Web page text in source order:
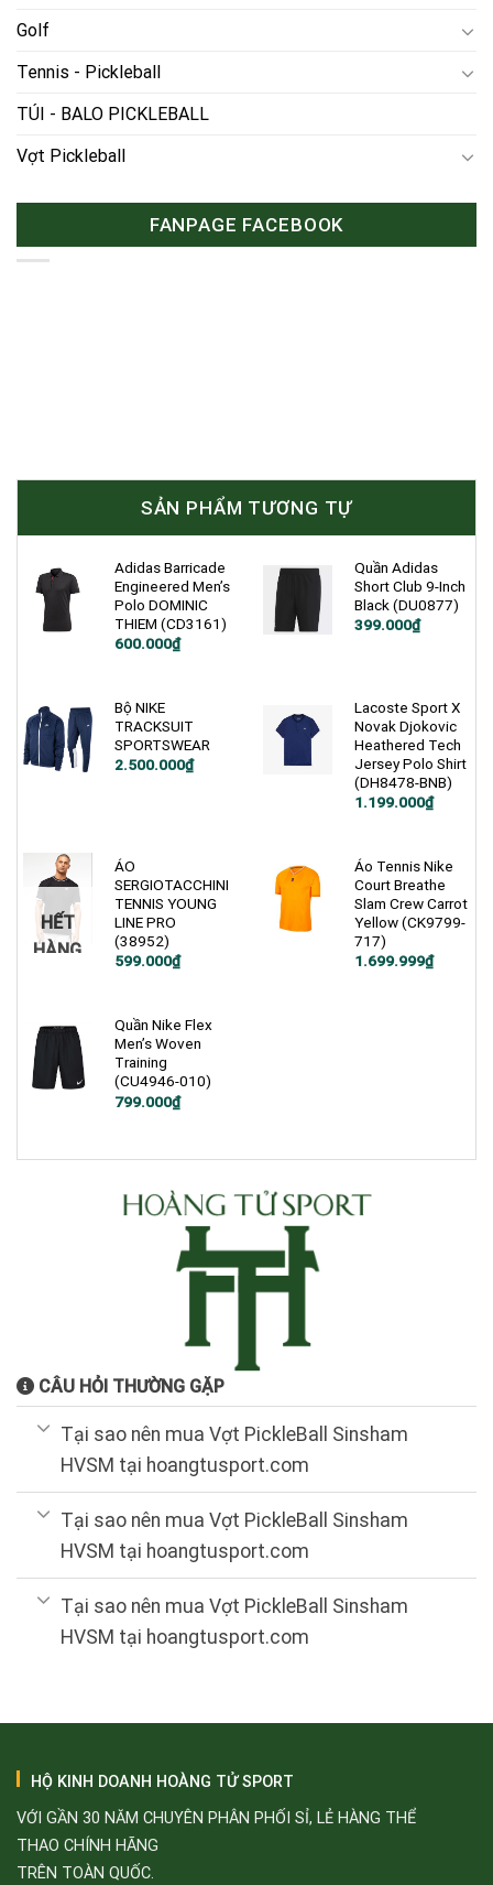
Golf
Tennis - Pickleball
TÚI - BALO PICKLEBALL
Vợt Pickleball
FANPAGE FACEBOOK
SẢN PHẨM TƯƠNG TỰ
Adidas Barricade
Engineered Men’s
Polo DOMINIC
THIEM (CD3161)
Giá
600.000₫
Giá
600.000₫.
Quần Adidas
Short Club 9-Inch
Black (DU0877)
Giá
399.000₫
Giá
Bộ NIKE
TRACKSUIT
SPORTSWEAR
2.500.000₫
Lacoste Sport X
Novak Djokovic
Heathered Tech
Jersey Polo Shirt
(DH8478-BNB)
Giá
1.199.000₫
Giá
1.199.000₫.
HẾT
HÀNG
ÁO
SERGIOTACCHINI
TENNIS YOUNG
LINE PRO
(38952)
Giá
599.000₫
Giá
599.000₫.
Áo Tennis Nike
Court Breathe
Slam Crew Carrot
Yellow (CK9799-
717)
Giá
1.699.999₫
Giá
Quần Nike Flex
Men’s Woven
Training
(CU4946-010)
Giá
799.000₫
Giá
799.000₫.
CÂU HỎI THƯỜNG GẶP
Tại sao nên mua Vợt PickleBall Sinsham
HVSM tại hoangtusport.com
Tại sao nên mua Vợt PickleBall Sinsham
HVSM tại hoangtusport.com
Tại sao nên mua Vợt PickleBall Sinsham
HVSM tại hoangtusport.com
HỘ KINH DOANH HOÀNG TỬ SPORT
VỚI GẦN 30 NĂM CHUYÊN PHÂN PHỐI SỈ, LẺ HÀNG THỂ
THAO CHÍNH HÃNG
TRÊN TOÀN QUỐC.